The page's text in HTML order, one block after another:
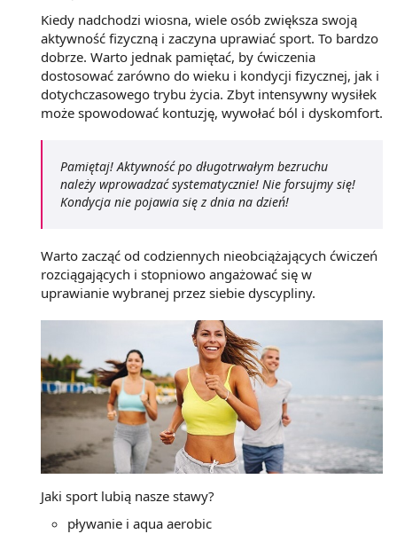
Kiedy nadchodzi wiosna, wiele osób zwiększa swoją
aktywność fizyczną i zaczyna uprawiać sport. To bardzo
dobrze. Warto jednak pamiętać, by ćwiczenia
dostosować zarówno do wieku i kondycji fizycznej, jak i
dotychczasowego trybu życia. Zbyt intensywny wysiłek
może spowodować kontuzję, wywołać ból i dyskomfort.
Pamiętaj! Aktywność po długotrwałym bezruchu
należy wprowadzać systematycznie! Nie forsujmy się!
Kondycja nie pojawia się z dnia na dzień!
Warto zacząć od codziennych nieobciążających ćwiczeń
rozciągających i stopniowo angażować się w
uprawianie wybranej przez siebie dyscypliny.
Jaki sport lubią nasze stawy?
pływanie i aqua aerobic